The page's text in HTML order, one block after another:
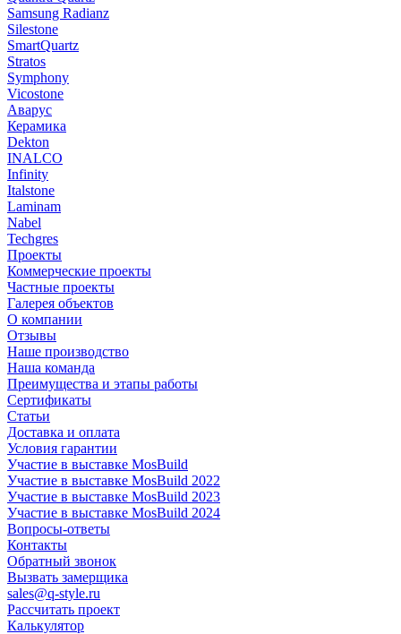
Samsung Radianz
Silestone
SmartQuartz
Stratos
Symphony
Vicostone
Аварус
Керамика
Dekton
INALCO
Infinity
Italstone
Laminam
Nabel
Techgres
Проекты
Коммерческие проекты
Частные проекты
Галерея объектов
О компании
Отзывы
Наше производство
Наша команда
Преимущества и этапы работы
Сертификаты
Статьи
Доставка и оплата
Условия гарантии
Участие в выставке MosBuild
Участие в выставке MosBuild 2022
Участие в выставке MosBuild 2023
Участие в выставке MosBuild 2024
Вопросы-ответы
Контакты
Обратный звонок
Вызвать замерщика
sales@q-style.ru
Рассчитать проект
Калькулятор